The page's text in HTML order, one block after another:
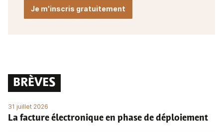
Je m'inscris gratuitement
BRÈVES
31 juillet 2026
La facture électronique en phase de déploiement